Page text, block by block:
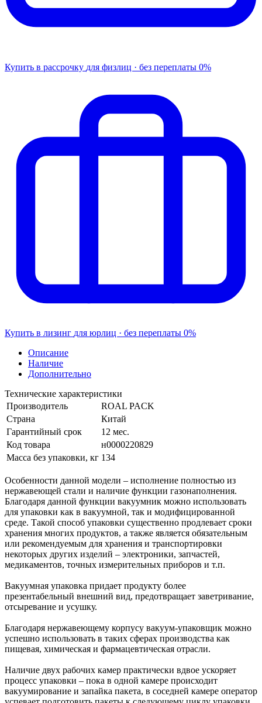
Купить в рассрочку для физлиц · без переплаты 0%
Купить в лизинг для юрлиц · без переплаты 0%
Описание
Наличие
Дополнительно
Технические характеристики
Производитель
ROAL PACK
Страна
Китай
Гарантийный срок
12 мес.
Код товара
н0000220829
Масса без упаковки, кг 134
Особенности данной модели – исполнение полностью из
нержавеющей стали и наличие функции газонаполнения.
Благодаря данной функции вакуумник можно использовать
для упаковки как в вакуумной, так и модифицированной
среде. Такой способ упаковки существенно продлевает сроки
хранения многих продуктов, а также является обязательным
или рекомендуемым для хранения и транспортировки
некоторых других изделий – электроники, запчастей,
медикаментов, точных измерительных приборов и т.п.
Вакуумная упаковка придает продукту более
презентабельный внешний вид, предотвращает заветривание,
отсыревание и усушку.
Благодаря нержавеющему корпусу вакуум-упаковщик можно
успешно использовать в таких сферах производства как
пищевая, химическая и фармацевтическая отрасли.
Наличие двух рабочих камер практически вдвое ускоряет
процесс упаковки – пока в одной камере происходит
вакуумирование и запайка пакета, в соседней камере оператор